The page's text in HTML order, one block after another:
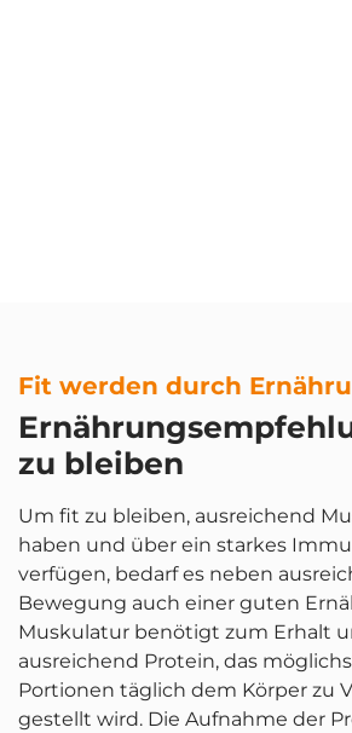
Fit werden durch
zu bleiben
Um fit zu bleiben, ausreichend
haben und über ein starkes
verfügen, bedarf es neben
Bewegung auch einer guten
Muskulatur benötigt zum Erhalt
ausreichend Protein, das
Portionen täglich dem Körper zu
gestellt wird. Die Aufnahme der